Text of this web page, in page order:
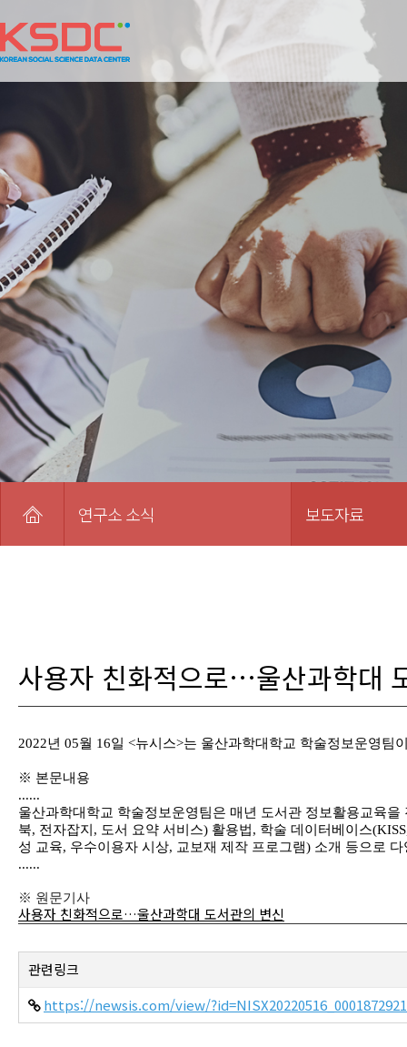
연구소 소식 보도자료
사용자 친화적으로…울산과학대
2022년 05월 16일 <뉴시스>는 울산과학대학교 학술정보운영
※ 본문내용
......
울산과학대학교 학술정보운영팀은 매년 도서관 정보활용교육
북, 전자잡지, 도서 요약 서비스) 활용법, 학술 데이터베이스
성 교육, 우수이용자 시상, 교보재 제작 프로그램) 소개 등으로
......
※ 원문기사
사용자 친화적으로…울산과학대 도서관의 변신
관련링크
https://newsis.com/view/